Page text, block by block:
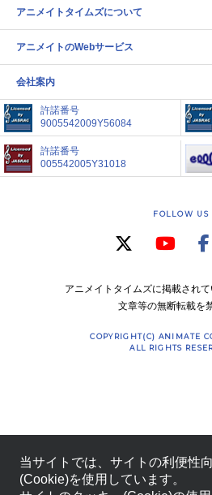
アニメイトタイムズについて
アニメイトのWebサービス
会社案内
許諾番号
9005542009Y56084
許諾番号
005542005Y31018
FOLLOW US
アニメイトタイムズに掲載されて
文章等の無断転載を
COPYRIGHT(C) ANIMATE
ALL RIGHTS
当サイトでは、サイトの利便性
(Cookie)を使用しています。